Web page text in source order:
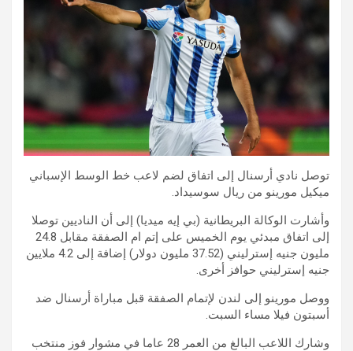
توصل نادي أرسنال إلى اتفاق لضم لاعب خط الوسط الإسباني
ميكيل مورينو من ريال سوسيداد.
وأشارت الوكالة البريطانية (بي إيه ميديا) إلى أن الناديين توصلا
إلى اتفاق مبدئي يوم الخميس على إتم ام الصفقة مقابل 24.8
مليون جنيه إسترليني (37.52 مليون دولار) إضافة إلى 4.2 ملايين
جنيه إسترليني حوافز أخرى.
ووصل مورينو إلى لندن لإتمام الصفقة قبل مباراة أرسنال ضد
أسبتون فيلا مساء السبت.
وشارك اللاعب البالغ من العمر 28 عاما في مشوار فوز منتخب